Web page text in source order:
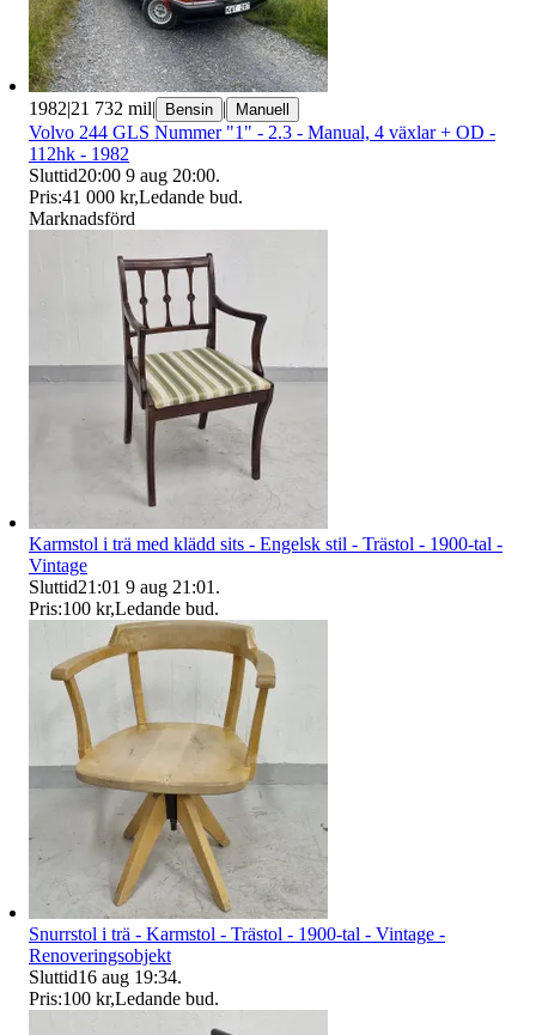
1982|21 732 mil| Bensin | Manuell
Volvo 244 GLS Nummer "1" - 2.3 - Manual, 4 växlar + OD -
112hk - 1982
Sluttid20:00 9 aug 20:00.
Pris:41 000 kr,Ledande bud.
Marknadsförd
Karmstol i trä med klädd sits - Engelsk stil - Trästol - 1900-tal -
Vintage
Sluttid21:01 9 aug 21:01 .
Pris:100 kr,Ledande bud.
Snurrstol i trä - Karmstol - Trästol - 1900-tal - Vintage -
Renoveringsobjekt
Sluttid16 aug 19:34.
Pris:100 kr,Ledande bud.